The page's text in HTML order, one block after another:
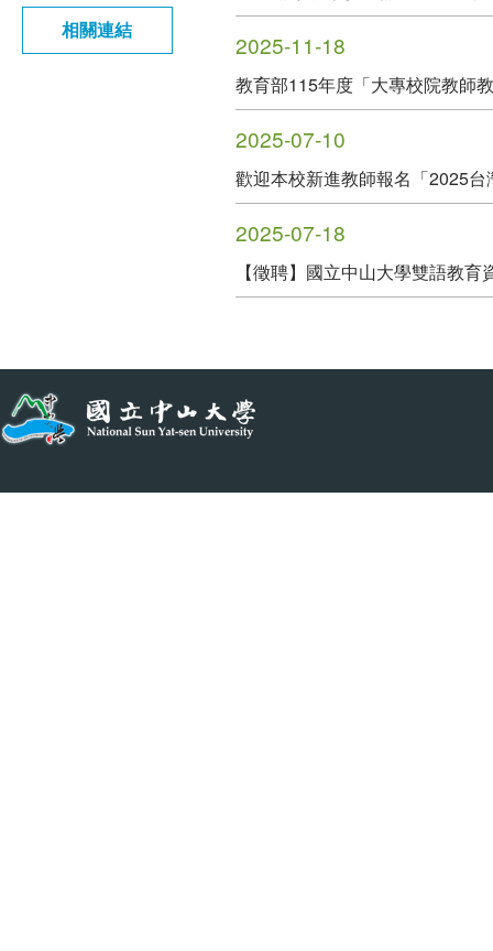
相關連結 2025-11-18
教育部115年度「大專校院教師
2025-07-10
歡迎本校新進教師報名「2025
2025-07-18
【徵聘】國立中山大學雙語教